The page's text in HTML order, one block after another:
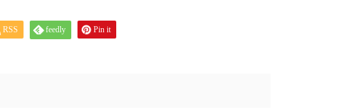
RSS feedly Pin it